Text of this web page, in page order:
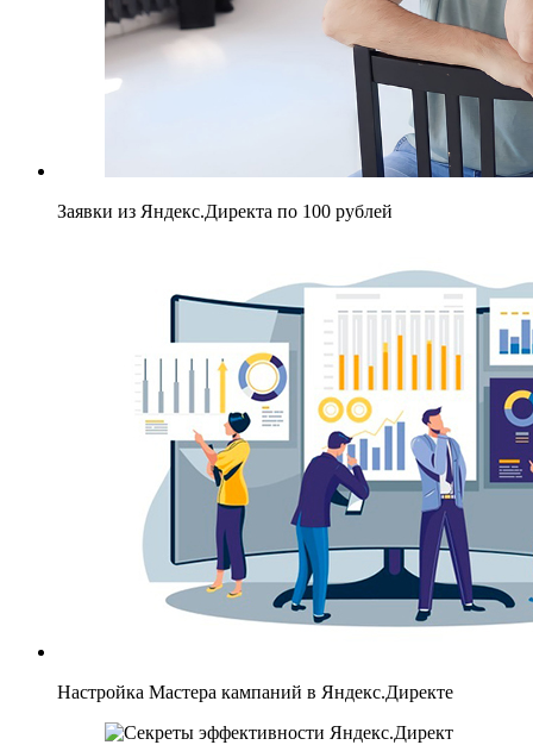
Заявки из Яндекс.Директа по 100 рублей
Настройка Мастера кампаний в Яндекс.Директе